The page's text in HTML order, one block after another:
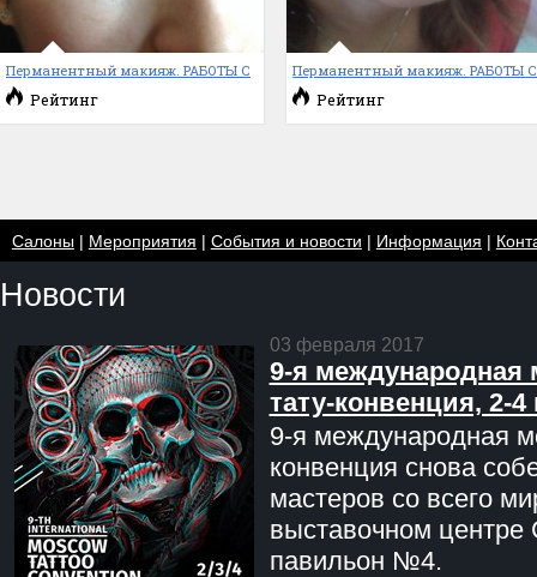
Перманентный макияж. РАБОТЫ С
Рейтинг
Перманентный макияж. РАБОТЫ С
Рейтинг
Салоны| Мероприятия | События и новости | Информация |
Новости
03 февраля 2017
9-я международная
тату-конвенция, 2-
9-я международная
конвенция снова
мастеров со всего
выставочном центре
павильон №4.